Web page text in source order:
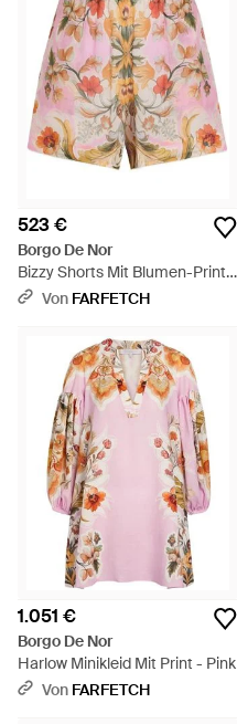
523 €
Borgo De Nor
Bizzy Shorts Mit Blumen-Print -
PinkVon FARFETCH
1.051 €
Borgo De Nor
Harlow Minikleid Mit Print - Pink
Von FARFETCH